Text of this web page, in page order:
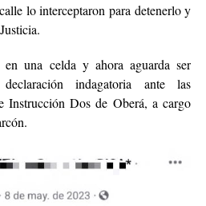
lo interceptaron para detenerlo y
una celda y ahora aguarda ser
indagatoria ante las
Instrucción Dos de Oberá, a cargo